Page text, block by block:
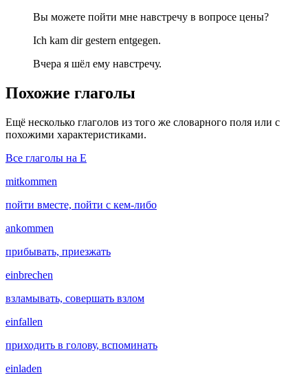
Вы можете пойти мне навстречу в вопросе цены?
Ich kam dir gestern entgegen.
Вчера я шёл ему навстречу.
Похожие глаголы
Ещё несколько глаголов из того же словарного поля или с
похожими характеристиками.
Все глаголы на E
mitkommen
пойти вместе, пойти с кем-либо
ankommen
прибывать, приезжать
einbrechen
взламывать, совершать взлом
einfallen
приходить в голову, вспоминать
einladen